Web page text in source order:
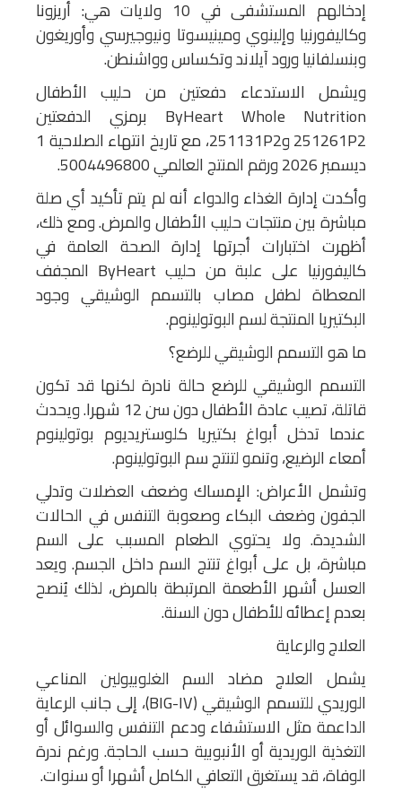
إدخالهم المستشفى في 10 ولايات هي: أريزونا
وكاليفورنيا وإلينوي ومينيسوتا ونيوجيرسي وأوريغون
وبنسلفانيا ورود آيلاند وتكساس وواشنطن.
ويشمل الاستدعاء دفعتين من حليب الأطفال
ByHeart Whole Nutrition برمزي الدفعتين
251261P2 و251131P2، مع تاريخ انتهاء الصلاحية 1
ديسمبر 2026 ورقم المنتج العالمي 5004496800.
وأكدت إدارة الغذاء والدواء أنه لم يتم تأكيد أي صلة
مباشرة بين منتجات حليب الأطفال والمرض. ومع ذلك،
أظهرت اختبارات أجرتها إدارة الصحة العامة في
كاليفورنيا على علبة من حليب ByHeart المجفف
المعطاة لطفل مصاب بالتسمم الوشيقي وجود
البكتيريا المنتجة لسم البوتولينوم.
ما هو التسمم الوشيقي للرضع؟
التسمم الوشيقي للرضع حالة نادرة لكنها قد تكون
قاتلة، تصيب عادة الأطفال دون سن 12 شهرا. ويحدث
عندما تدخل أبواغ بكتيريا كلوستريديوم بوتولينوم
أمعاء الرضيع، وتنمو لتنتج سم البوتولينوم.
وتشمل الأعراض: الإمساك وضعف العضلات وتدلي
الجفون وضعف البكاء وصعوبة التنفس في الحالات
الشديدة. ولا يحتوي الطعام المسبب على السم
مباشرة، بل على أبواغ تنتج السم داخل الجسم. ويعد
العسل أشهر الأطعمة المرتبطة بالمرض، لذلك يُنصح
بعدم إعطائه للأطفال دون السنة.
العلاج والرعاية
يشمل العلاج مضاد السم الغلوبيولين المناعي
الوريدي للتسمم الوشيقي (BIG-IV)، إلى جانب الرعاية
الداعمة مثل الاستشفاء ودعم التنفس والسوائل أو
التغذية الوريدية أو الأنبوبية حسب الحاجة. ورغم ندرة
الوفاة، قد يستغرق التعافي الكامل أشهرا أو سنوات.